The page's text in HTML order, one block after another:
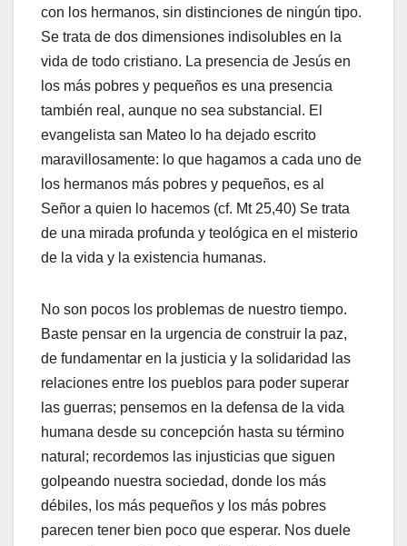
con los hermanos, sin distinciones de ningún tipo.
Se trata de dos dimensiones indisolubles en la
vida de todo cristiano. La presencia de Jesús en
los más pobres y pequeños es una presencia
también real, aunque no sea substancial. El
evangelista san Mateo lo ha dejado escrito
maravillosamente: lo que hagamos a cada uno de
los hermanos más pobres y pequeños, es al
Señor a quien lo hacemos (cf. Mt 25,40) Se trata
de una mirada profunda y teológica en el misterio
de la vida y la existencia humanas.
No son pocos los problemas de nuestro tiempo.
Baste pensar en la urgencia de construir la paz,
de fundamentar en la justicia y la solidaridad las
relaciones entre los pueblos para poder superar
las guerras; pensemos en la defensa de la vida
humana desde su concepción hasta su término
natural; recordemos las injusticias que siguen
golpeando nuestra sociedad, donde los más
débiles, los más pequeños y los más pobres
parecen tener bien poco que esperar. Nos duele